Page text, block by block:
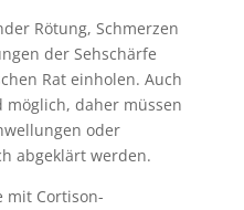
Rötung, Schmerzen
der Sehschärfe
Rat einholen. Auch
möglich, daher müssen
oder
abgeklärt werden.
mit Cortison-